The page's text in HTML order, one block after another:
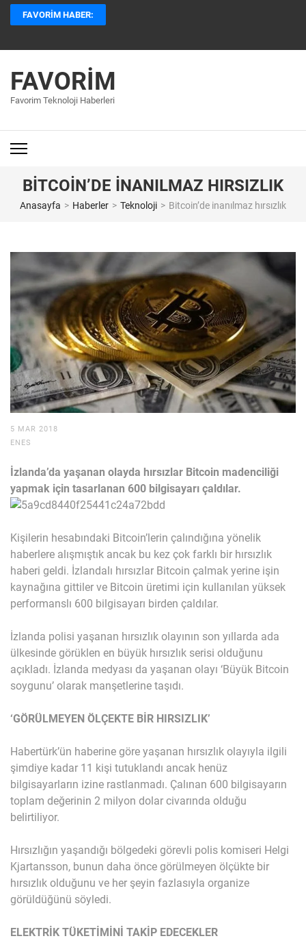
İçeriğe
atla
basın)
FAVORIM HABER:
FAVORIM
Favorim Teknoloji Haberleri
BITCOIN’DE INANILMAZ HIRSIZLIK
Anasayfa > Haberler > Teknoloji > Bitcoin’de inanılmaz hırsızlık
5 MAR 2018
ENES
İzlanda’da yaşanan olayda hırsızlar Bitcoin madenciliği
yapmak için tasarlanan 600 bilgisayarı çaldılar.
Kişilerin hesabındaki Bitcoin’lerin çalındığına yönelik
haberlere alışmıştık ancak bu kez çok farklı bir hırsızlık
haberi geldi. İzlandalı hırsızlar Bitcoin çalmak yerine işin
kaynağına gittiler ve Bitcoin üretimi için kullanılan yüksek
performanslı 600 bilgisayarı birden çaldılar.
İzlanda polisi yaşanan hırsızlık olayının son yıllarda ada
ülkesinde görüklen en büyük hırsızlık serisi olduğunu
açıkladı. İzlanda medyası da yaşanan olayı ‘Büyük Bitcoin
soygunu’ olarak manşetlerine taşıdı.
‘GÖRÜLMEYEN ÖLÇEKTE BİR HIRSIZLIK’
Habertürk’ün haberine göre yaşanan hırsızlık olayıyla ilgili
şimdiye kadar 11 kişi tutuklandı ancak henüz
bilgisayarların izine rastlanmadı. Çalınan 600 bilgisayarın
toplam değerinin 2 milyon dolar civarında olduğu
belirtiliyor.
Hırsızlığın yaşandığı bölgedeki görevli polis komiseri Helgi
Kjartansson, bunun daha önce görülmeyen ölçükte bir
hırsızlık olduğunu ve her şeyin fazlasıyla organize
görüldüğünü söyledi.
ELEKTRİK TÜKETİMİNİ TAKİP EDECEKLER